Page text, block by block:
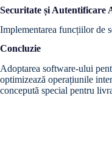
Securitate și Autentificare
Implementarea funcțiilor de
Concluzie
Adoptarea software-ului
optimizează operațiunile
concepută special pentru